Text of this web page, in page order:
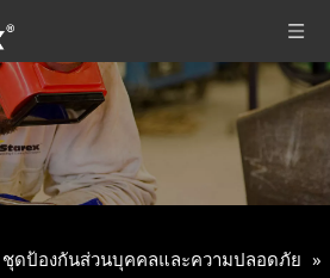
ชุดป้องกันส่วนบุคคลและความปลอดภัย »